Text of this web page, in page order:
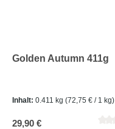
Golden Autumn 411g
Inhalt: 0.411 kg (72,75 € / 1 kg)
29,90 €